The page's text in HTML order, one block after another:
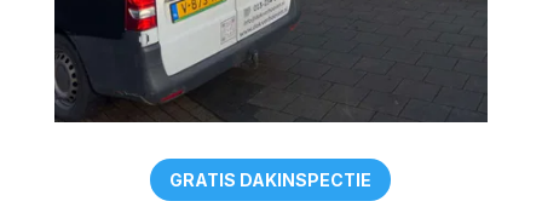
GRATIS DAKINSPECTIE